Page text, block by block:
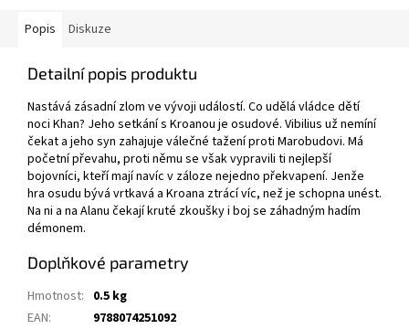
Popis Diskuze
Detailní popis produktu
Nastává zásadní zlom ve vývoji událostí. Co udělá vládce dětí
noci Khan? Jeho setkání s Kroanou je osudové. Vibilius už nemíní
čekat a jeho syn zahajuje válečné tažení proti Marobudovi. Má
početní převahu, proti němu se však vypravili ti nejlepší
bojovníci, kteří mají navíc v záloze nejedno překvapení. Jenže
hra osudu bývá vrtkavá a Kroana ztrácí víc, než je schopna unést.
Na ni a na Alanu čekají kruté zkoušky i boj se záhadným hadím
démonem.
Doplňkové parametry
Hmotnost: 0.5 kg
EAN:
9788074251092